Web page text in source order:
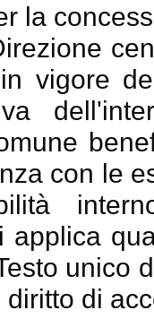
la
vigore
con le
applica
unico
di